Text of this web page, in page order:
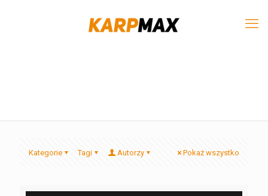
Kategorie Tagi Autorzy Pokaż wszystko